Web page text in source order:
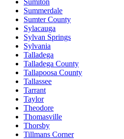
Summerdale
Sumter County
Sylacauga
Sylvan Springs
Sylvania
Talladega
Talladega County
Tallapoosa County
Tallassee
Tarrant
Taylor
Theodore
Thomasville
Thorsby
Tillmans Corner